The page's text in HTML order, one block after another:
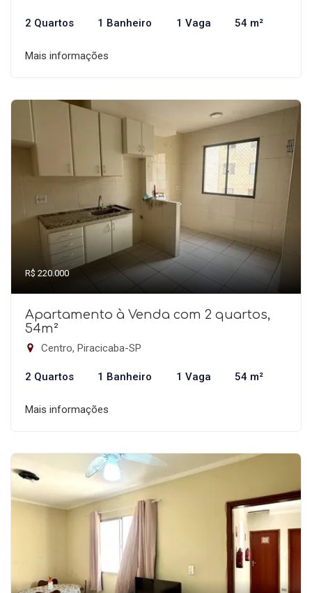
2 Quartos 1 Banheiro 1 Vaga 54 m²
Mais informações
R$ 220.000
Apartamento à Venda com 2 quartos,
54m²
Centro, Piracicaba-SP
2 Quartos 1 Banheiro 1 Vaga 54 m²
Mais informações